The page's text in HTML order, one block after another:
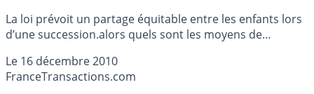
La loi prévoit un partage équitable entre les enfants lors
d’une succession.alors quels sont les moyens de
perte d’autonomie ?
Le 16 décembre 2010
FranceTransactions.com